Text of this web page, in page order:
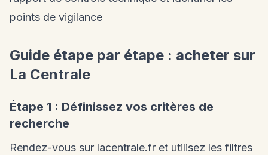
points de vigilance
Guide étape par étape : acheter sur
La Centrale
Étape 1 : Définissez vos critères de
recherche
Rendez-vous sur lacentrale.fr et utilisez les filtres